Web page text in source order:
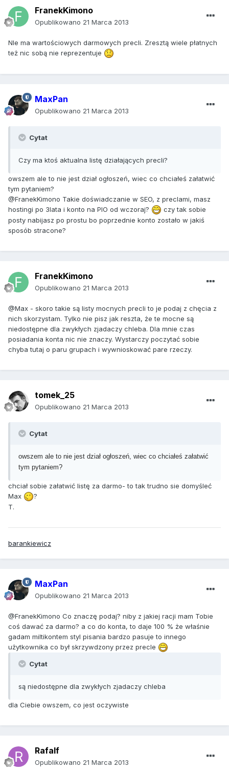
FranekKimono
Opublikowano 21 Marca 2013
NIe ma wartościowych darmowych precli. Zresztą wiele płatnych
też nic sobą nie reprezentuje
MaxPan
Opublikowano 21 Marca 2013
Cytat
Czy ma ktoś aktualna listę działających precli?
owszem ale to nie jest dział ogłoszeń, wiec co chciałeś załatwić
tym pytaniem?
@FranekKimono Takie doświadczanie w SEO, z preclami, masz
hostingi po 3lata i konto na PIO od wczoraj?
czy tak sobie
posty nabijasz po prostu bo poprzednie konto zostało w jakiś
sposób stracone?
FranekKimono
Opublikowano 21 Marca 2013
@Max - skoro takie są listy mocnych precli to je podaj z chęcia z
nich skorzystam. Tylko nie pisz jak reszta, że te mocne są
niedostępne dla zwykłych zjadaczy chleba. Dla mnie czas
posiadania konta nic nie znaczy. Wystarczy poczytać sobie
chyba tutaj o paru grupach i wywnioskować pare rzeczy.
tomek_25
Opublikowano 21 Marca 2013
Cytat
owszem ale to nie jest dział ogłoszeń, wiec co chciałeś załatwić
tym pytaniem?
chciał sobie załatwić listę za darmo- to tak trudno sie domyśleć
Max
?
T.
barankiewicz
MaxPan
Opublikowano 21 Marca 2013
@FranekKimono Co znaczę podaj? niby z jakiej racji mam Tobie
coś dawać za darmo? a co do konta, to daje 100 % że właśnie
gadam miltikontem styl pisania bardzo pasuje to innego
użytkownika co był skrzywdzony przez precle
Cytat
są niedostępne dla zwykłych zjadaczy chleba
dla Ciebie owszem, co jest oczywiste
Rafalf
Opublikowano 21 Marca 2013